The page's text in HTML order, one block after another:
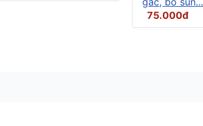
75.000đ